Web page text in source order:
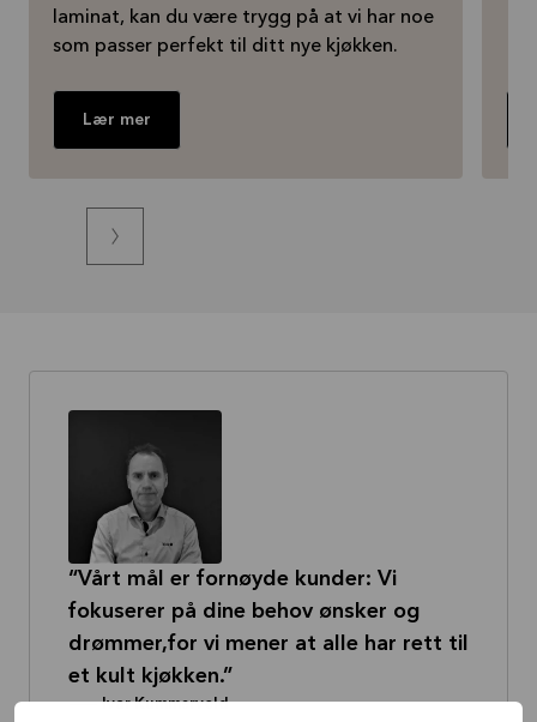
laminat, kan du være trygg på at vi har noe
som passer perfekt til ditt nye kjøkken.
Lær mer
Vårt mål er fornøyde kunder: Vi
fokuserer på dine behov ønsker og
drømmer,for vi mener at alle har rett til
et kult kjøkken.
--Ivar Kummervold